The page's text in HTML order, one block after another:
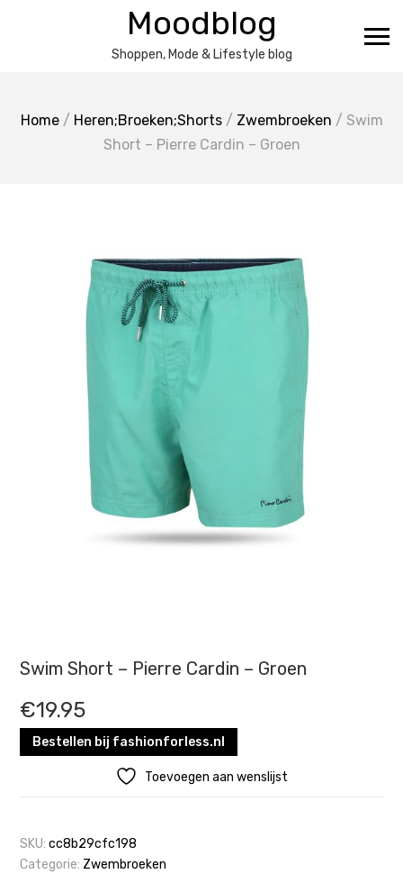
Moodblog
Shoppen, Mode & Lifestyle blog
Home/ Heren;Broeken;Shorts/ Zwembroeken / Swim
Short – Pierre Cardin – Groen
Swim Short – Pierre Cardin – Groen
€19.95
Bestellen bij fashionforless.nl
Toevoegen aan wenslijst
SKU:cc8b29cfc198
Categorie: Zwembroeken